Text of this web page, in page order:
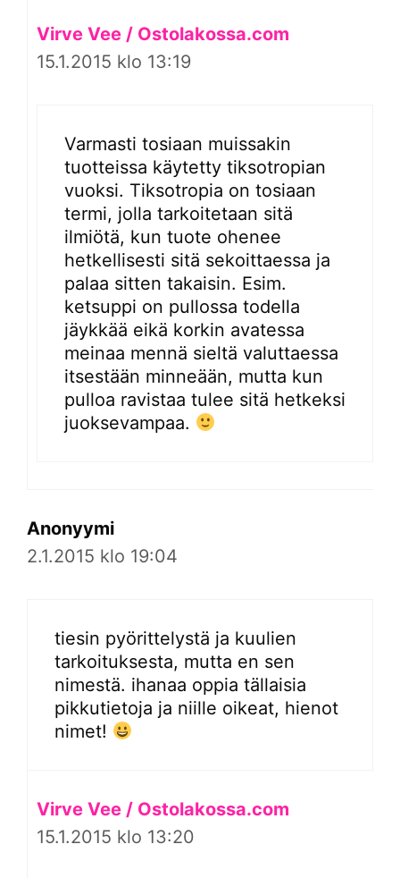
Virve Vee / Ostolakossa.com
15.1.2015 klo 13:19
Varmasti tosiaan muissakin
tuotteissa käytetty tiksotropian
vuoksi. Tiksotropia on tosiaan
termi, jolla tarkoitetaan sitä
ilmiötä, kun tuote ohenee
hetkellisesti sitä sekoittaessa ja
palaa sitten takaisin. Esim.
ketsuppi on pullossa todella
jäykkää eikä korkin avatessa
meinaa mennä sieltä valuttaessa
itsestään minneään, mutta kun
pulloa ravistaa tulee sitä hetkeksi
juoksevampaa.
Anonyymi
2.1.2015 klo 19:04
tiesin pyörittelystä ja kuulien
tarkoituksesta, mutta en sen
nimestä. ihanaa oppia tällaisia
pikkutietoja ja niille oikeat, hienot
nimet!
Virve Vee / Ostolakossa.com
15.1.2015 klo 13:20